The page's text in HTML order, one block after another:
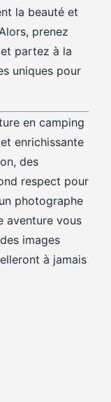
la beauté et
prenez
partez à la
uniques pour
en camping
enrichissante
des
respect pour
photographe
aventure vous
images
à jamais